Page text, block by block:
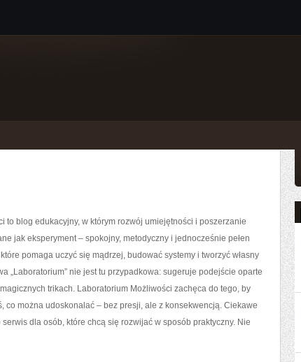
to blog edukacyjny, w którym rozwój umiejętności i poszerzanie
jak eksperyment – spokojny, metodyczny i jednocześnie pełen
pomaga uczyć się mądrzej, budować systemy i tworzyć własny
„Laboratorium” nie jest tu przypadkowa: sugeruje podejście oparte
trikach. Laboratorium Możliwości zachęca do tego, by
co można udoskonalać – bez presji, ale z konsekwencją. Ciekawe
dla osób, które chcą się rozwijać w sposób praktyczny. Nie